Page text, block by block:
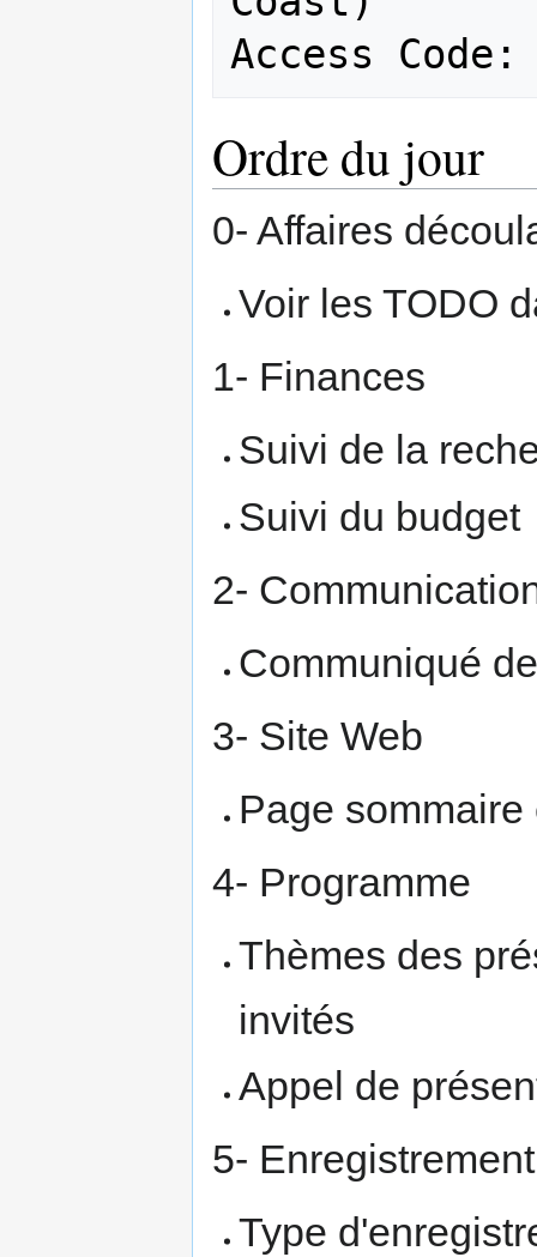
Ordre du jour
0- Affaires
Voir les TODO
1- Finances
Suivi de la
Suivi du budget
2-
Communiqué
3- Site Web
Page
4- Programme
Thèmes des
invités
Appel de
5-
Type